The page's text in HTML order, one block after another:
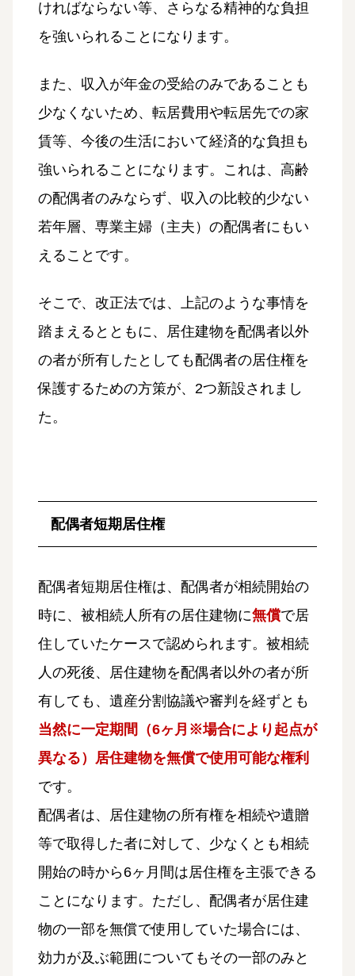
ければならない等、さらなる精神的な負担
を強いられることになります。
また、収入が年金の受給のみであることも
少なくないため、転居費用や転居先での家
賃等、今後の生活において経済的な負担も
強いられることになります。これは、高齢
の配偶者のみならず、収入の比較的少ない
若年層、専業主婦（主夫）の配偶者にもい
えることです。
そこで、改正法では、上記のような事情を
踏まえるとともに、居住建物を配偶者以外
の者が所有したとしても配偶者の居住権を
保護するための方策が、2つ新設されまし
た。
配偶者短期居住権
配偶者短期居住権は、配偶者が相続開始の
時に、被相続人所有の居住建物に無償で居
住していたケースで認められます。被相続
人の死後、居住建物を配偶者以外の者が所
有しても、遺産分割協議や審判を経ずとも
当然に一定期間（6ヶ月※場合により起点が
異なる）居住建物を無償で使用可能な権利
です。
配偶者は、居住建物の所有権を相続や遺贈
等で取得した者に対して、少なくとも相続
開始の時から6ヶ月間は居住権を主張できる
ことになります。ただし、配偶者が居住建
物の一部を無償で使用していた場合には、
効力が及ぶ範囲についてもその一部のみと